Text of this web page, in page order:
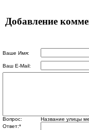
Добавление
Ваше Имя:
Ваш E-Mail:
Вопрос:
Название улицы
Ответ:*